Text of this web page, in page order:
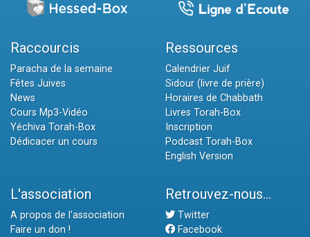
Raccourcis
Paracha de la semaine
Fêtes Juives
News
Cours Mp3-Vidéo
Yéchiva Torah-Box
Dédicacer un cours
Ressources
Calendrier Juif
Sidour (livre de prière)
Horaires de Chabbath
Livres Torah-Box
Inscription
Podcast Torah-Box
English Version
L'association
A propos de l'association
Faire un don !
Retrouvez-nous...
Twitter
Facebook